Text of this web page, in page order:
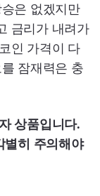
은 없겠지만
금리가 내려가
인 가격이 다
잠재력은 충
상품입니다.
별히 주의해야